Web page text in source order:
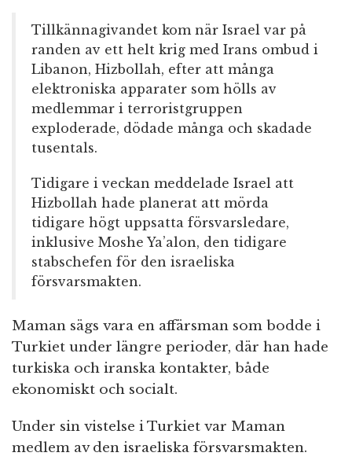
Tillkännagivandet kom när Israel var på
randen av ett helt krig med Irans ombud i
Libanon, Hizbollah, efter att många
elektroniska apparater som hölls av
medlemmar i terroristgruppen
exploderade, dödade många och skadade
tusentals.
Tidigare i veckan meddelade Israel att
Hizbollah hade planerat att mörda
tidigare högt uppsatta försvarsledare,
inklusive Moshe Ya’alon, den tidigare
stabschefen för den israeliska
försvarsmakten.
Maman sägs vara en affärsman som bodde i
Turkiet under längre perioder, där han hade
turkiska och iranska kontakter, både
ekonomiskt och socialt.
Under sin vistelse i Turkiet var Maman
medlem av den israeliska försvarsmakten.